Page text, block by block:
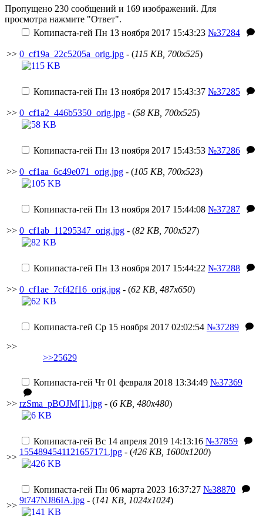
Пропущено 230 сообщений и 169 изображений. Для
просмотра нажмите "Ответ".
>>
Копипаста-гей Пн 13 ноября 2017 15:43:23 №37284
0_cf19a_22c5205a_orig.jpg - (115 KB, 700x525)
>>
Копипаста-гей Пн 13 ноября 2017 15:43:37 №37285
0_cf1a2_446b5350_orig.jpg - (58 KB, 700x525)
>>
Копипаста-гей Пн 13 ноября 2017 15:43:53 №37286
0_cf1aa_6c49e071_orig.jpg - (105 KB, 700x523)
>>
Копипаста-гей Пн 13 ноября 2017 15:44:08 №37287
0_cf1ab_11295347_orig.jpg - (82 KB, 700x527)
>>
Копипаста-гей Пн 13 ноября 2017 15:44:22 №37288
0_cf1ae_7cf42f16_orig.jpg - (62 KB, 487x650)
>>
Копипаста-гей Ср 15 ноября 2017 02:02:54 №37289
>>25629
>>
Копипаста-гей Чт 01 февраля 2018 13:34:49 №37369
rzSma_pBOJM[1].jpg - (6 KB, 480x480)
>>
Копипаста-гей Вс 14 апреля 2019 14:13:16 №37859
1554894541121657171.jpg - (426 KB, 1600x1200)
>>
Копипаста-гей Пн 06 марта 2023 16:37:27 №38870
9t747NJ86IA.jpg - (141 KB, 1024x1024)